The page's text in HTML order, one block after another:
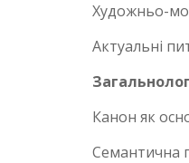
Художньо-
Актуальні
Канон як
Семантична